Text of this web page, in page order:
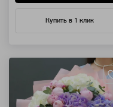
Купить в 1 клик